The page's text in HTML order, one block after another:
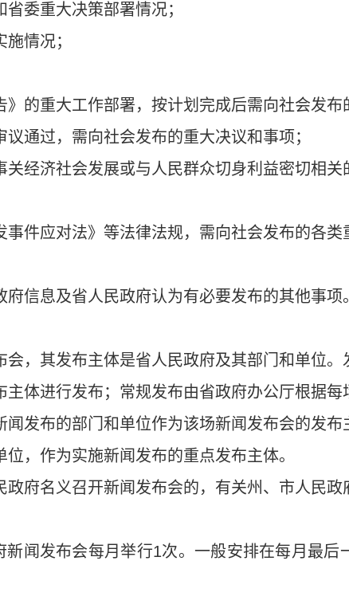
委重大决策部署情况；
情况；
》的重大工作部署，按计划完成后需向社会发布
议通过，需向社会发布的重大决议和事项；
关经济社会发展或与人民群众切身利益密切相
事件应对法》等法律法规，需向社会发布的各
府信息及省人民政府认为有必要发布的其他事项。
会，其发布主体是省人民政府及其部门和单位
体进行发布；常规发布由省政府办公厅根据
发布的部门和单位作为该场新闻发布会的发
，作为实施新闻发布的重点发布主体。
府名义召开新闻发布会的，有关州、市人民政
闻发布会每月举行1次。一般安排在每月最后